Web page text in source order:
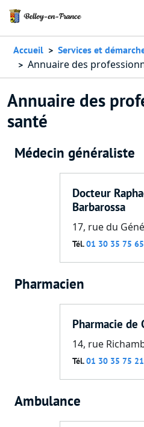
Accueil Services et
Annuaire des
Annuaire des
santé
Médecin généraliste
Docteur
Barbarossa
17, rue du
Tél.01 30 35 75 65
Pharmacien
Pharmacie de
14, rue
Tél.01 30 35 75 21
Ambulance